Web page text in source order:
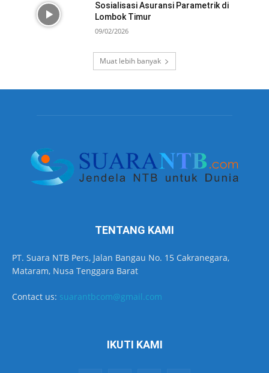
Sosialisasi Asuransi Parametrik di
Lombok Timur
09/02/2026
Muat lebih banyak
TENTANG KAMI
PT. Suara NTB Pers, Jalan Bangau No. 15 Cakranegara,
Mataram, Nusa Tenggara Barat
Contact us: suarantbcom@gmail.com
IKUTI KAMI